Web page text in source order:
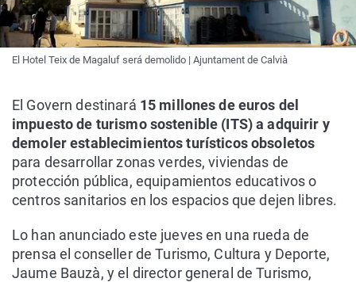
El Hotel Teix de Magaluf será demolido | Ajuntament de Calvià
El Govern destinará 15 millones de euros del
impuesto de turismo sostenible (ITS) a adquirir y
demoler establecimientos turísticos obsoletos
para desarrollar zonas verdes, viviendas de
protección pública, equipamientos educativos o
centros sanitarios en los espacios que dejen libres.
Lo han anunciado este jueves en una rueda de
prensa el conseller de Turismo, Cultura y Deporte,
Jaume Bauzà, y el director general de Turismo,